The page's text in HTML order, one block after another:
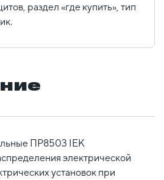
раздел «где купить», тип
ПР8503 IEK
электрической
установок при